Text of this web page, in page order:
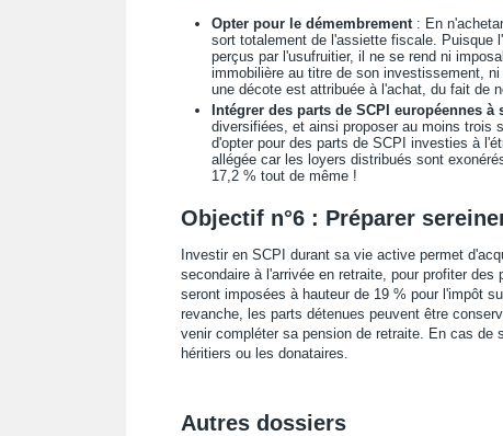
Opter pour le démembrement: En
sort totalement de l'assiette fiscale. Puisque
perçus par l'usufruitier, il ne se rend ni
immobilière au titre de son investissement,
une décote est attribuée à l'achat, du fait de
Intégrer des parts de SCPI européennes
diversifiées, et ainsi proposer au moins trois
d'opter pour des parts de SCPI investies à
allégée car les loyers distribués sont
17,2 % tout de même !
Objectif n°6 : Préparer
Investir en SCPI durant sa vie active permet
secondaire à l'arrivée en retraite, pour profiter
seront imposées à hauteur de 19 % pour l'impôt
revanche, les parts détenues peuvent être
venir compléter sa pension de retraite. En cas
héritiers ou les donataires.
Autres dossiers